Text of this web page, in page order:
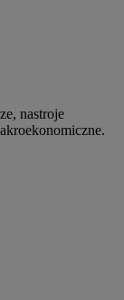
nastroje